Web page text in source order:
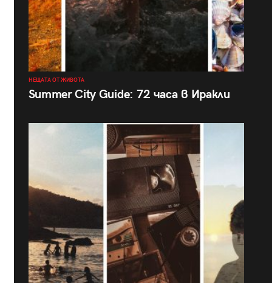
НЕЩАТА ОТ ЖИВОТА
Summer City Guide: 72 часа в Иракли